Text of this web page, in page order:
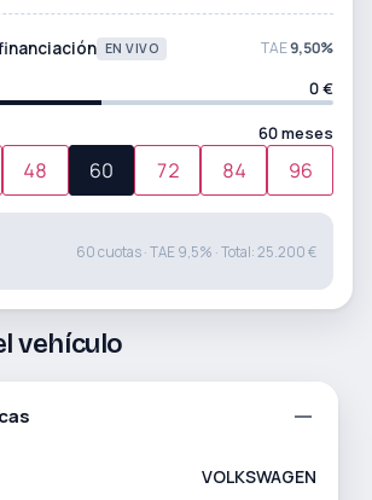
EN VIVO TAE9,50%
0 €
60 meses
48 60 72 84 96
60 cuotas · TAE 9,5% · Total: 25.200 €
vehículo
VOLKSWAGEN